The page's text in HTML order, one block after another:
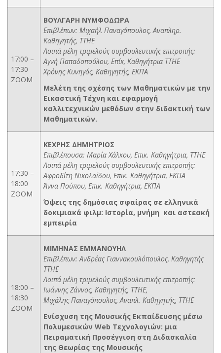
17:00 –
17:30
ZOOM
ΒΟΥΛΓΑΡΗ ΝΥΜΦΟΔΩΡΑ
Επιβλέπων: Μιχαήλ Παναγόπουλος, Αναπληρ.
Καθηγητής, ΤΤΗΕ
Λοιπά μέλη τριμελούς συμβουλευτικής επιτροπής:
Αγνή Παπαδοπούλου, Επίκ, Καθηγήτρια ΤΤΗΕ
Χρόνης Κυνηγός, Καθηγητής, ΕΚΠΑ
Μελέτη της σχέσης των Μαθηματικών με την
Εικαστική Τέχνη και εφαρμογή
καλλιτεχνικών μεθόδων στην διδακτική των
Μαθηματικών.
17:30 –
18:00
ZOOM
ΚΕΧΡΗΣ ΔΗΜΗΤΡΙΟΣ
Επιβλέπουσα: Μαρία Χάλκου, Επικ. Καθηγήτρια, ΤΤΗΕ
Λοιπά μέλη τριμελούς συμβουλευτικής επιτροπής:
Αφροδίτη Νικολαΐδου, Επικ. Καθηγήτρια, ΕΚΠΑ
Άννα Πούπου, Επικ. Καθηγήτρια, ΕΚΠΑ
Όψεις της δημόσιας σφαίρας σε ελληνικά
δοκιμιακά φιλμ: Ιστορία, μνήμη και αστεακή
εμπειρία
18:00 –
18:30
ZOOM
ΜΙΜΗΝΑΣ ΕΜΜΑΝΟΥΗΛ
Επιβλέπων: Ανδρέας Γιαννακουλόπουλος, Καθηγητής
ΤΤΗΕ
Λοιπά μέλη τριμελούς συμβουλευτικής επιτροπής:
Ιωάννης Ζάννος, Καθηγητής, ΤΤΗΕ,
Μιχάλης Παναγόπουλος, Αναπλ. Καθηγητής, ΤΤΗΕ
Ενίσχυση της Μουσικής Εκπαίδευσης μέσω
Πολυμεσικών Web Τεχνολογιών: μια
Πειραματική Προσέγγιση στη Διδασκαλία
της Θεωρίας της Μουσικής